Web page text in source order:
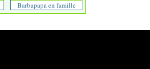
Barbapapa en famille